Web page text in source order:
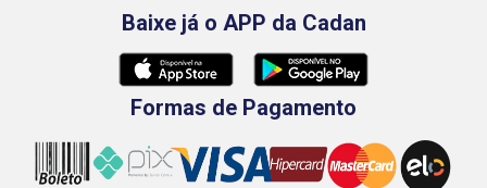
Baixe já o APP da Cadan
Formas de Pagamento